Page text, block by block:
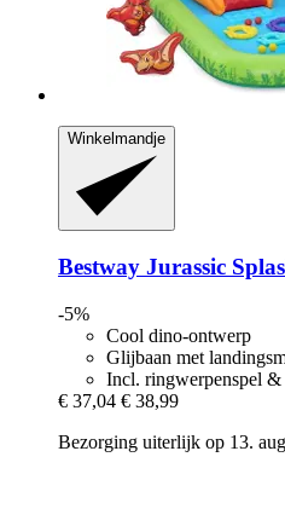
Winkelmandje
Bestway Jurassic
-5%
Cool dino-ontwerp
Glijbaan met
Incl. ringwerpenspel &
€ 37,04 € 38,99
Bezorging uiterlijk op 13.